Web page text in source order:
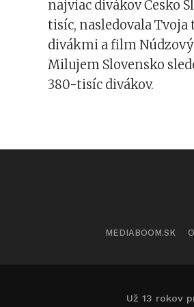
najviac divákov Česko
tisíc, nasledovala
divákmi a film
Milujem Slovensko
380-tisíc divákov.
MEDIABOOM.SK
Už 13 rokov